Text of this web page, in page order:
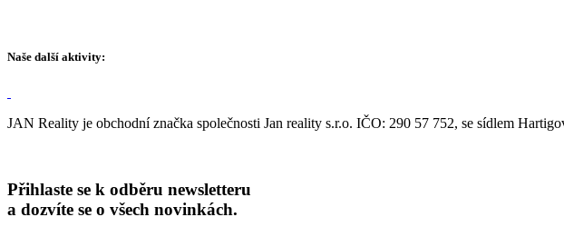
Naše další aktivity:
JAN Reality je obchodní značka společnosti Jan reality s.r.o. IČO: 290 57 752, se sídlem
Přihlaste se k odběru newsletteru
a dozvíte se o všech novinkách.